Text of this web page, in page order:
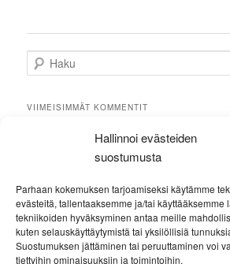
Hallinnoi evästeiden
suostumusta
Parhaan kokemuksen tarjoamiseksi käytämme
evästeitä, tallentaaksemme ja/tai käyttääksemme
tekniikoiden hyväksyminen antaa meille
kuten selauskäyttäytymistä tai yksilöllisiä
Suostumuksen jättäminen tai peruuttaminen voi
tiettyihin ominaisuuksiin ja toimintoihin.
a
u
VIIMEISIMMÄT KOMMENTIT
KATEGORIAT
Ei kategorioita
META